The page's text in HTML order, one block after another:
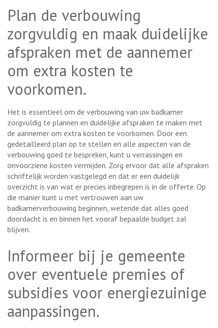
Plan de verbouwing
zorgvuldig en maak duidelijke
afspraken met de aannemer
om extra kosten te
voorkomen.
Het is essentieel om de verbouwing van uw badkamer
zorgvuldig te plannen en duidelijke afspraken te maken met
de aannemer om extra kosten te voorkomen. Door een
gedetailleerd plan op te stellen en alle aspecten van de
verbouwing goed te bespreken, kunt u verrassingen en
onvoorziene kosten vermijden. Zorg ervoor dat alle afspraken
schriftelijk worden vastgelegd en dat er een duidelijk
overzicht is van wat er precies inbegrepen is in de offerte. Op
die manier kunt u met vertrouwen aan uw
badkamerverbouwing beginnen, wetende dat alles goed
doordacht is en binnen het vooraf bepaalde budget zal
blijven.
Informeer bij je gemeente
over eventuele premies of
subsidies voor energiezuinige
aanpassingen.